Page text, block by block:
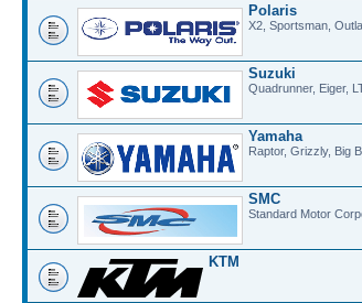
Polaris
X2, Sportsman,
Suzuki
Quadrunner, Eiger,
Yamaha
Raptor, Grizzly, Big
SMC
Standard Motor
KTM